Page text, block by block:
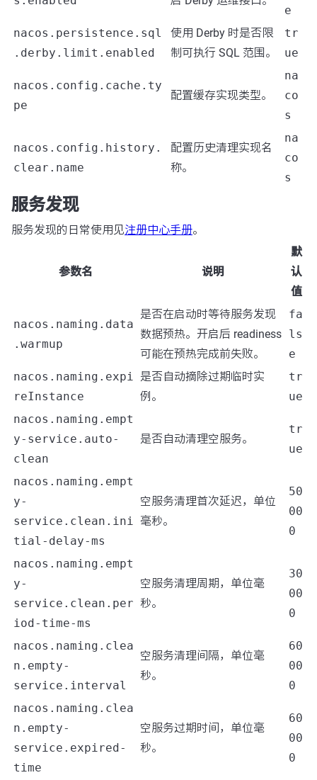
e
nacos.persistence.sql
.derby.limit.enabled
使用 Derby 时是否限
制可执行 SQL 范围。
tr
ue
nacos.config.cache.ty
pe
配置缓存实现类型。
na
co
s
nacos.config.history.
clear.name
配置历史清理实现名
称。
na
co
s
服务发现
服务发现的日常使用见注册中心手册。
参数名 说明
默
认
值
nacos.naming.data
.warmup
是否在启动时等待服务发现
数据预热。开启后 readiness
可能在预热完成前失败。
fa
ls
e
nacos.naming.expi
reInstance
是否自动摘除过期临时实
例。
tr
ue
nacos.naming.empt
y-service.auto-
clean
是否自动清理空服务。
tr
ue
nacos.naming.empt
y-
service.clean.ini
tial-delay-ms
空服务清理首次延迟，单位
毫秒。
50
00
0
nacos.naming.empt
y-
service.clean.per
iod-time-ms
空服务清理周期，单位毫
秒。
30
00
0
nacos.naming.clea
n.empty-
service.interval
空服务清理间隔，单位毫
秒。
60
00
0
nacos.naming.clea
n.empty-
service.expired-
time
空服务过期时间，单位毫
秒。
60
00
0